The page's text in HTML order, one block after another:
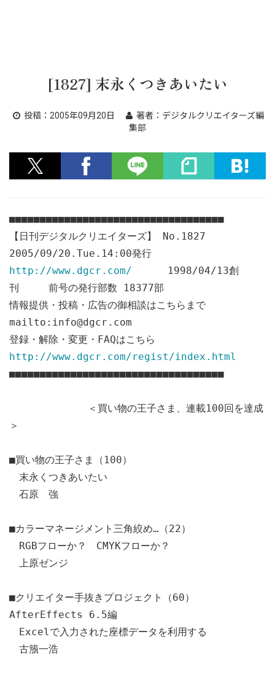
[1827] 末永くつきあいたい
投稿： 2005年09月20日 著者： デジタルクリエイターズ編
集部
■■■■■■■■■■■■■■■■■■■■■■■■■■■■■■■■■■■
【日刊デジタルクリエイターズ】 No.1827
2005/09/20.Tue.14:00発行
http://www.dgcr.com/ 1998/04/13創
刊 前号の発行部数 18377部
情報提供・投稿・広告の御相談はこちらまで
mailto:info@dgcr.com
登録・解除・変更・FAQはこちら
http://www.dgcr.com/regist/index.html
■■■■■■■■■■■■■■■■■■■■■■■■■■■■■■■■■■■
＜買い物の王子さま、連載100回を達成
＞
■買い物の王子さま（100）
末永くつきあいたい
石原 強
■カラーマネージメント三角絞め…（22）
RGBフローか？ CMYKフローか？
上原ゼンジ
■クリエイター手抜きプロジェクト（60）
AfterEffects 6.5編
Excelで入力された座標データを利用する
古籏一浩